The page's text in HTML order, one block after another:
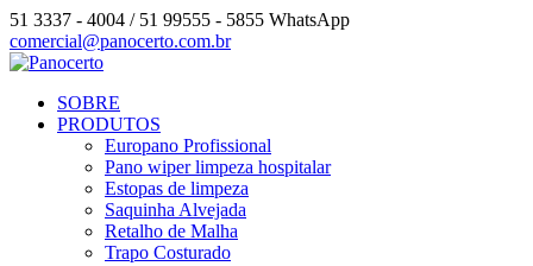
51 3337 - 4004 / 51 99555 - 5855 WhatsApp
comercial@panocerto.com.br
SOBRE
PRODUTOS
Europano Profissional
Pano wiper limpeza hospitalar
Estopas de limpeza
Saquinha Alvejada
Retalho de Malha
Trapo Costurado